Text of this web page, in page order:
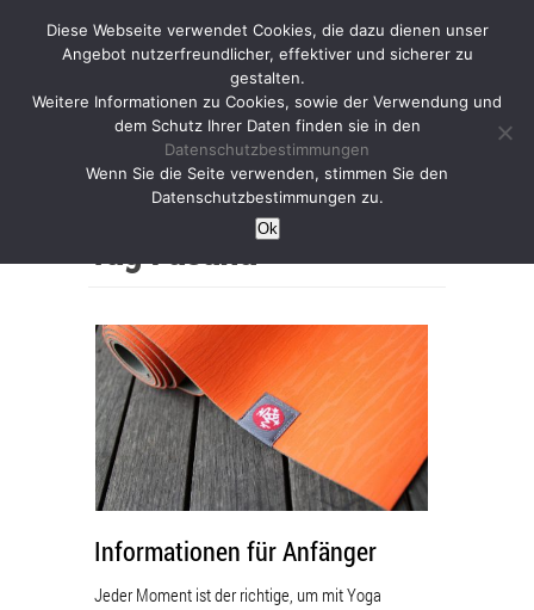
Home
asana
Informationen für Anfänger
Jeder Moment ist der richtige, um mit Yoga
Diese Webseite verwendet Cookies, die dazu dienen unser
Angebot nutzerfreundlicher, effektiver und sicherer zu
gestalten.
Weitere Informationen zu Cookies, sowie der Verwendung und
dem Schutz Ihrer Daten finden sie in den
Datenschutzbestimmungen
Wenn Sie die Seite verwenden, stimmen Sie den
Datenschutzbestimmungen zu.
Ok